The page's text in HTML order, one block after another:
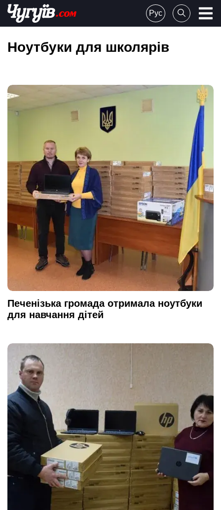
Skip
content
Chuguiv
Рус
Ноутбуки для школярів
Печенізька громада отримала ноутбуки
для навчання дітей